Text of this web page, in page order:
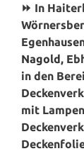
⏩ In
Nagold,
in den
mit